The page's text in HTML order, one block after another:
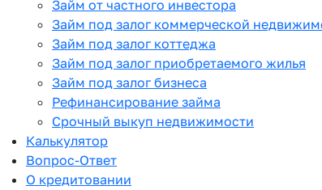
Займ от частного инвестора
Займ под залог коммерческой
Займ под залог коттеджа
Займ под залог приобретаемого жилья
Займ под залог бизнеса
Рефинансирование займа
Срочный выкуп недвижимости
Калькулятор
Вопрос-Ответ
О кредитовании